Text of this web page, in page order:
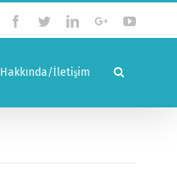
Facebook
TwitterLinkedinGoogle+
Hakkında/İletişim